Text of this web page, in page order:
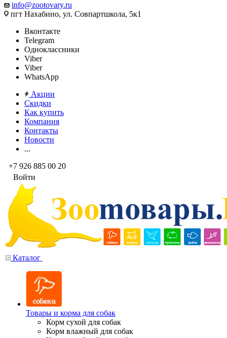
info@zootovary.ru
пгт Нахабино, ул. Совпартшкола, 5к1
Вконтакте
Telegram
Одноклассники
Viber
Viber
WhatsApp
Акции
Скидки
Как купить
Компания
Контакты
Новости
...
+7 926 885 00 20
Войти
Каталог
Товары и корма для собак
Корм сухой для собак
Корм влажный для собак